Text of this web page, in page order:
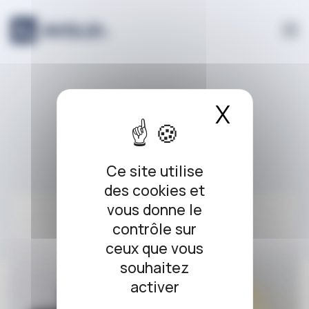
Panneau de gestion des cookies
Ce site utilise
des cookies et
vous donne le
contrôle sur
ceux que vous
souhaitez
activer
X